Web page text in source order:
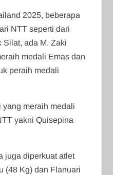
2025, beberapa
NTT seperti dari
Silat, ada M. Zaki
medali Emas dan
peraih medali
yang meraih medali
yakni Quisepina
juga diperkuat atlet
(48 Kg) dan Flanuari